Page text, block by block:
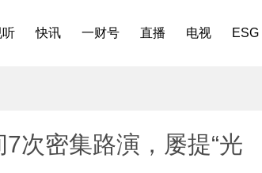
听 快讯 一财号 直播 电视 ESG
次密集路演，屡提“光